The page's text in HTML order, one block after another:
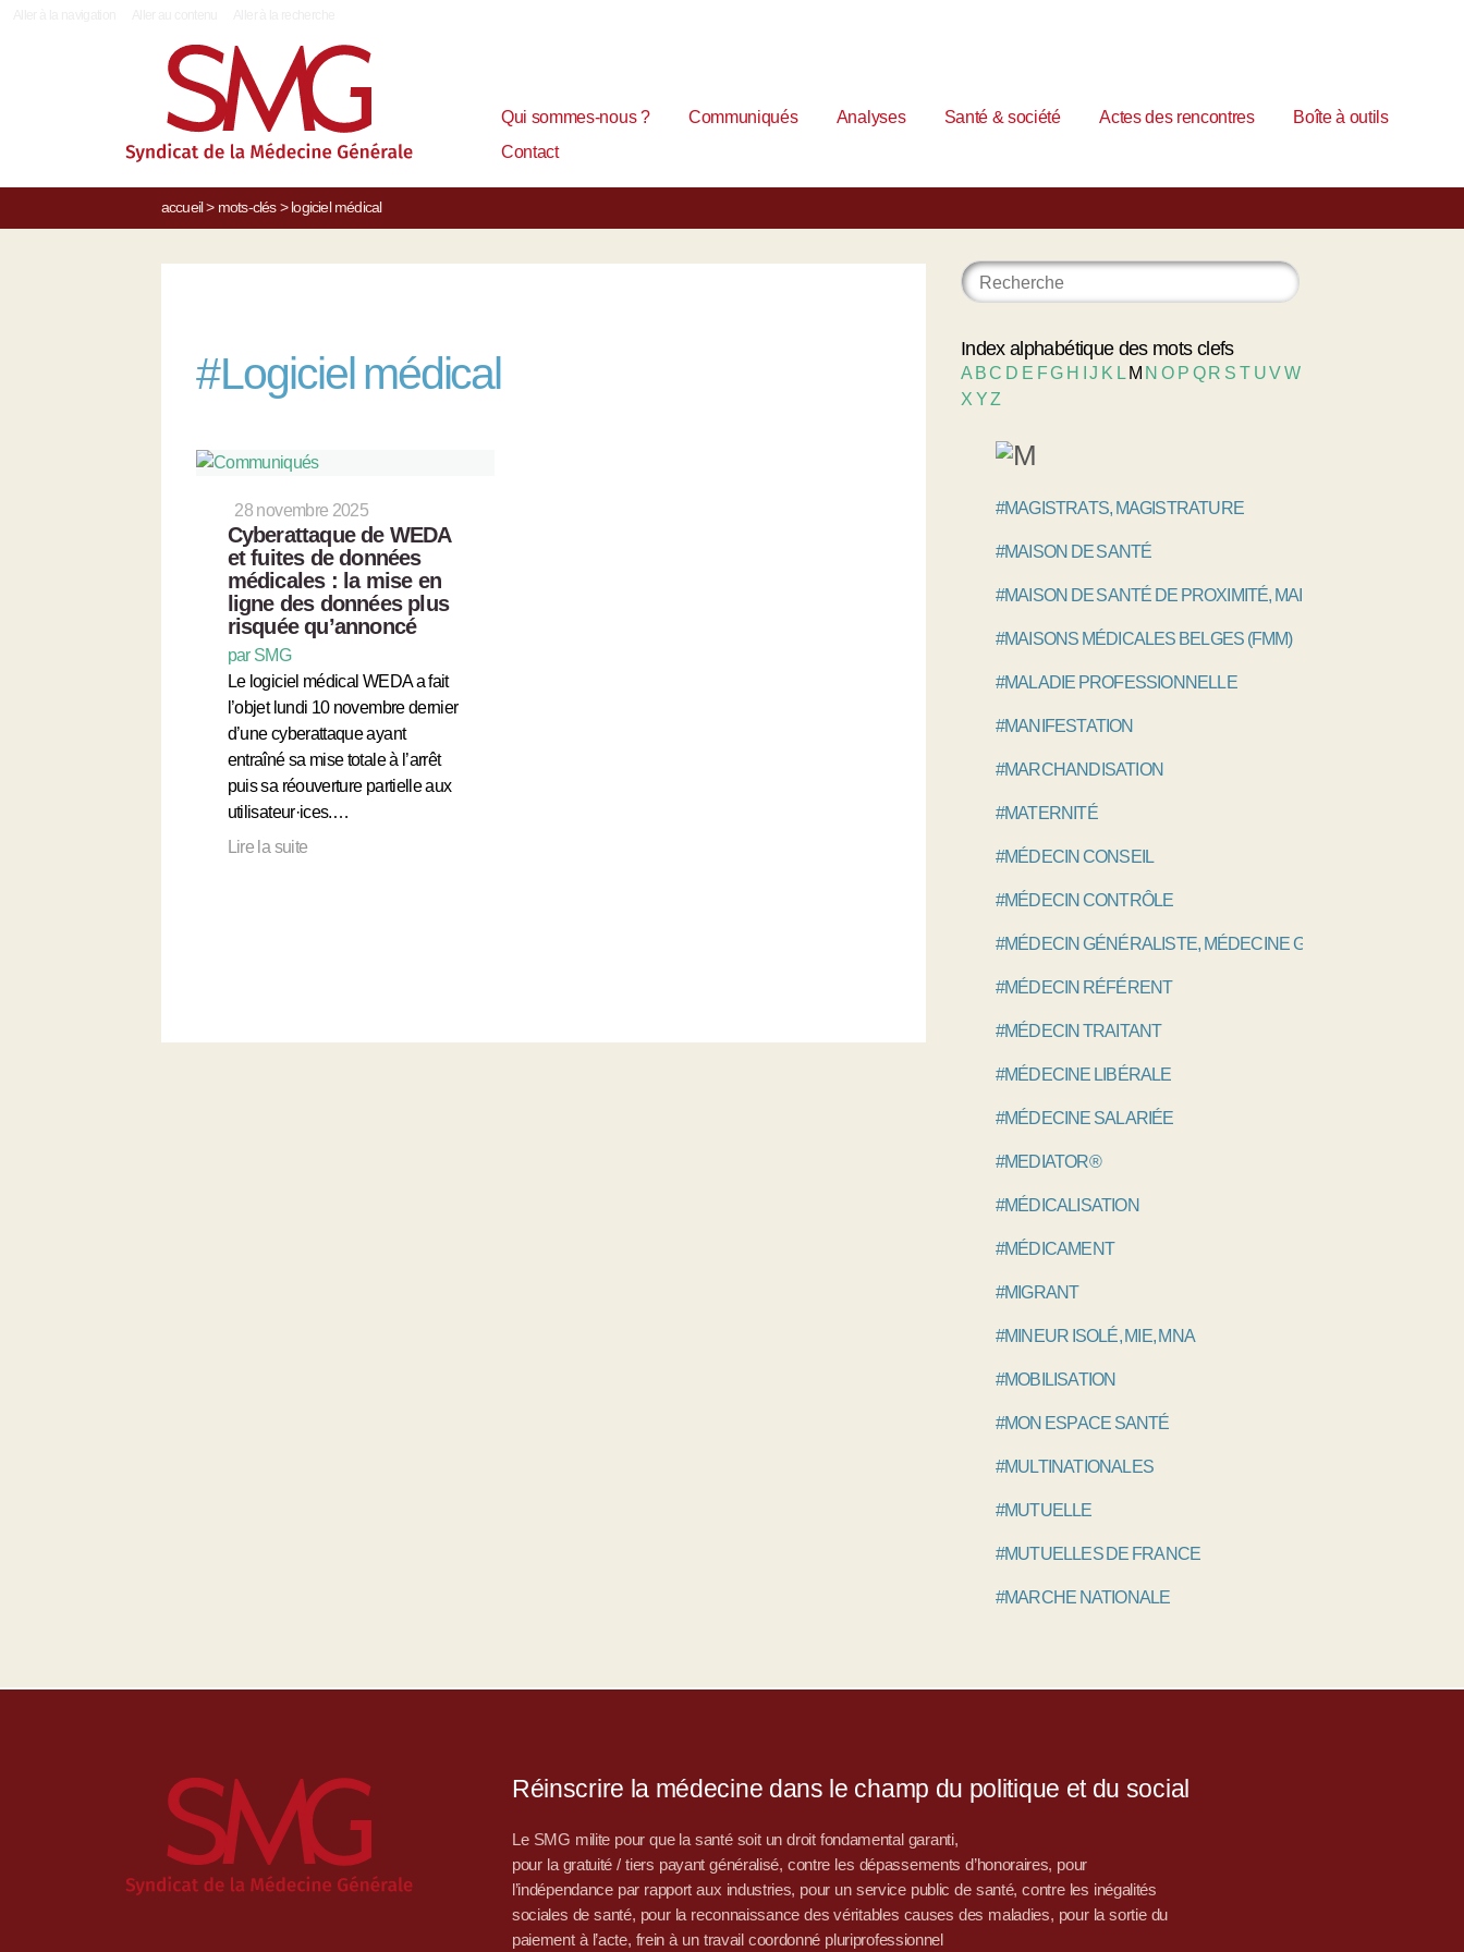
Qui sommes-nous ? Communiqués Analyses Santé & société Actes des rencontres
Boîte à outils
Contact
accueil> mots-clés> logiciel médical
#Logiciel médical
28 novembre 2025
Cyberattaque de WEDA
et fuites de données
médicales : la mise en
ligne des données plus
risquée qu’annoncé
par SMG
Le logiciel médical WEDA a fait
l’objet lundi 10 novembre dernier
d’une cyberattaque ayant
entraîné sa mise totale à l’arrêt
puis sa réouverture partielle aux
utilisateur·ices.…
Lire la suite
Index alphabétique des mots clefs
A BC D E FG H IJ K L M NO P Q R S T UVW
X YZ
#MAGISTRATS, MAGISTRATURE
#MAISON DE SANTÉ
#MAISON DE SANTÉ DE PROXIMITÉ, MAISON DE SANTÉ
#MAISONS MÉDICALES BELGES (FMM)
#MALADIE PROFESSIONNELLE
#MANIFESTATION
#MARCHANDISATION
#MATERNITÉ
#MÉDECIN CONSEIL
#MÉDECIN CONTRÔLE
#MÉDECIN GÉNÉRALISTE, MÉDECINE GÉNÉRALE
#MÉDECIN RÉFÉRENT
#MÉDECIN TRAITANT
#MÉDECINE LIBÉRALE
#MÉDECINE SALARIÉE
#MEDIATOR®
#MÉDICALISATION
#MÉDICAMENT
#MIGRANT
#MINEUR ISOLÉ, MIE, MNA
#MOBILISATION
#MON ESPACE SANTÉ
#MULTINATIONALES
#MUTUELLE
#MUTUELLES DE FRANCE
#MARCHE NATIONALE
Réinscrire la médecine dans le champ du politique et du social
Le SMG milite pour que la santé soit un droit fondamental garanti,
pour la gratuité / tiers payant généralisé, contre les dépassements d’honoraires, pour
l’indépendance par rapport aux industries, pour un service public de santé, contre les inégalités
sociales de santé, pour la reconnaissance des véritables causes des maladies, pour la sortie du
paiement à l’acte, frein à un travail coordonné pluriprofessionnel